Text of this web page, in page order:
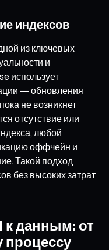
индексов
из ключевых
и
использует
— обновления
не возникнет
отсутствие или
любой
оффчейн и
Такой подход
без высоких затрат
к данным: от
процессу